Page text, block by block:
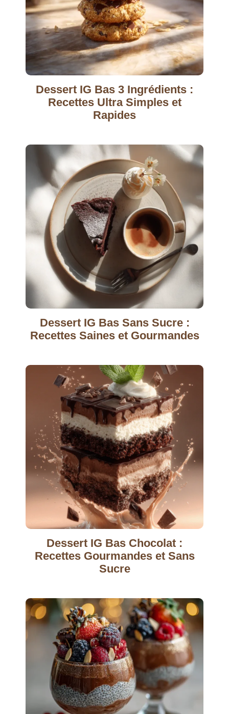
Dessert IG Bas 3 Ingrédients :
Recettes Ultra Simples et
Rapides
Dessert IG Bas Sans Sucre :
Recettes Saines et Gourmandes
Dessert IG Bas Chocolat :
Recettes Gourmandes et Sans
Sucre